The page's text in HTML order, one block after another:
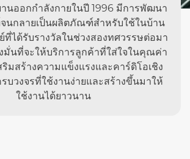
านออกกำลังกายในปี 1996 มีการพัฒนา
นกลายเป็นผลิตภัณฑ์สำหรับใช้ในบ้าน
ที่ได้รับรางวัลในช่วงสองทศวรรษต่อมา
มั่นที่จะให้บริการลูกค้าที่ใส่ใจในคุณค่า
มสร้างความแข็งแรงและคาร์ดิโอเชิง
วงจรที่ใช้งานง่ายและสร้างขึ้นมาให้
ใช้งานได้ยาวนาน